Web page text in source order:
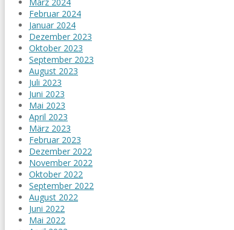
Februar 2024
Januar 2024
Dezember 2023
Oktober 2023
September 2023
August 2023
Juli 2023
Juni 2023
Mai 2023
April 2023
März 2023
Februar 2023
Dezember 2022
November 2022
Oktober 2022
September 2022
August 2022
Juni 2022
Mai 2022